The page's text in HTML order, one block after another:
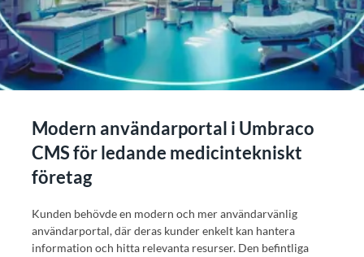
Modern användarportal i Umbraco
CMS för ledande medicintekniskt
företag
Kunden behövde en modern och mer användarvänlig
användarportal, där deras kunder enkelt kan hantera
information och hitta relevanta resurser. Den befintliga